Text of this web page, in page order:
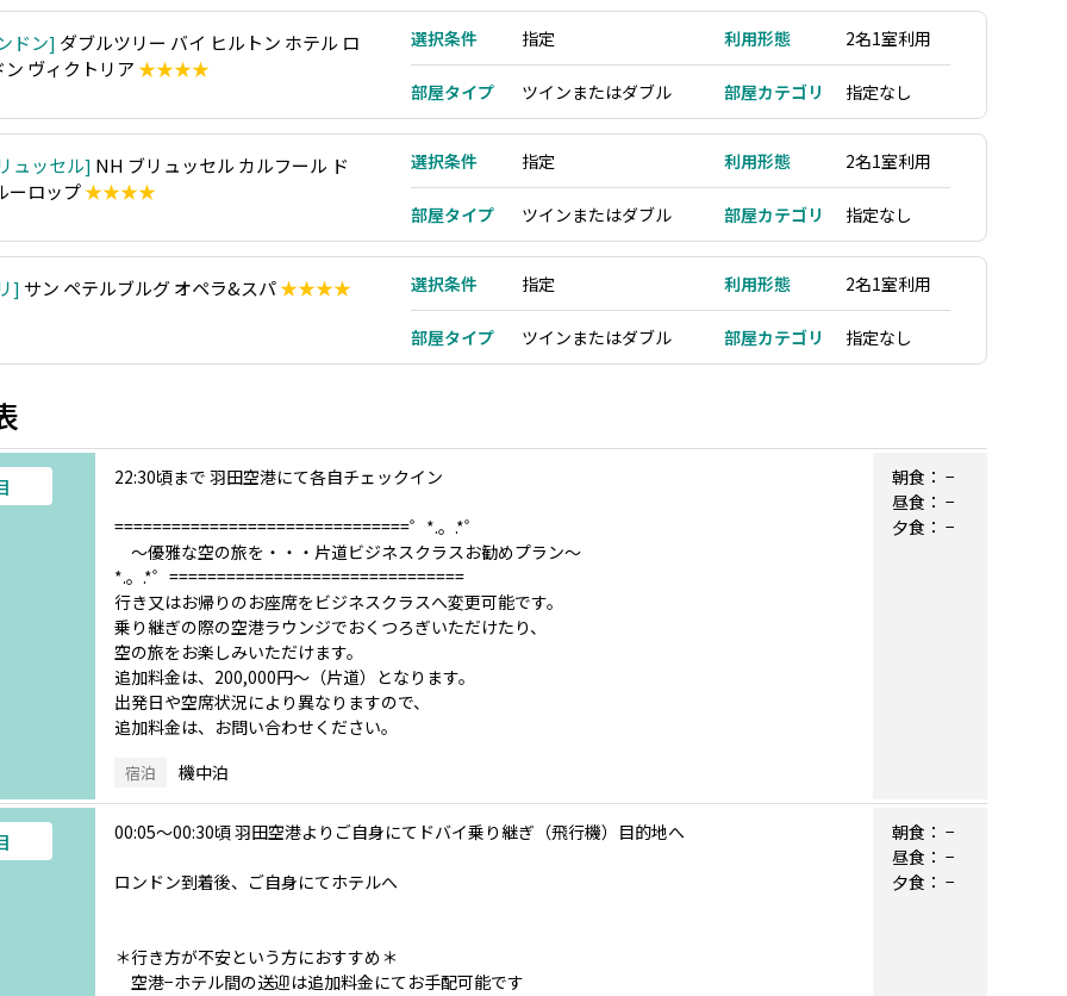
ドン ダブルツリー バイ ヒルトン ホテル ロ
ン ヴィクトリア ★★★★
選択条件 指定 利用形態 2名1室利用
部屋タイプ ツインまたはダブル 部屋カテゴリ 指定なし
ュッセル NH ブリュッセル カルフール ド
ーロップ★★★★
選択条件 指定 利用形態 2名1室利用
部屋タイプ ツインまたはダブル 部屋カテゴリ 指定なし
サン ペテルブルグ オペラ&スパ★★★★ 選択条件 指定 利用形態 2名1室利用
部屋タイプ ツインまたはダブル 部屋カテゴリ 指定なし
22:30頃まで 羽田空港にて各自チェックイン
===============================゜*.。.*゜
～優雅な空の旅を・・・片道ビジネスクラスお勧めプラン～
*.。.*゜===============================
行き又はお帰りのお座席をビジネスクラスへ変更可能です。
乗り継ぎの際の空港ラウンジでおくつろぎいただけたり、
空の旅をお楽しみいただけます。
追加料金は、200,000円～（片道）となります。
出発日や空席状況により異なりますので、
追加料金は、お問い合わせください。
宿泊 機中泊
朝食： −
昼食： −
夕食： −
00:05～00:30頃 羽田空港よりご自身にてドバイ乗り継ぎ（飛行機）目的地へ
ロンドン到着後、ご自身にてホテルへ
＊行き方が不安という方におすすめ＊
空港−ホテル間の送迎は追加料金にてお手配可能です
朝食： −
昼食： −
夕食： −